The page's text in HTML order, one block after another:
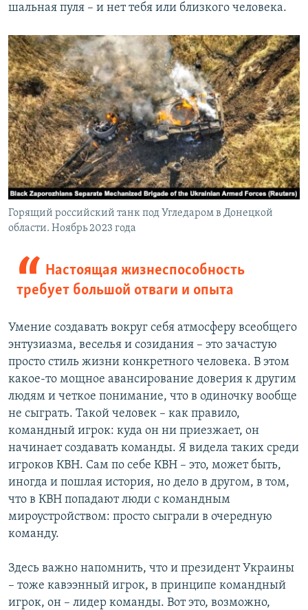
шальная пуля – и нет тебя или близкого человека.
Горящий российский танк под Угледаром в Донецкой
области. Ноябрь 2023 года
Настоящая жизнеспособность
требует большой отваги и опыта
Умение создавать вокруг себя атмосферу всеобщего
энтузиазма, веселья и созидания – это зачастую
просто стиль жизни конкретного человека. В этом
какое-то мощное авансирование доверия к другим
людям и четкое понимание, что в одиночку вообще
не сыграть. Такой человек – как правило,
командный игрок: куда он ни приезжает, он
начинает создавать команды. Я видела таких среди
игроков КВН. Сам по себе КВН – это, может быть,
иногда и пошлая история, но дело в другом, в том,
что в КВН попадают люди с командным
мироустройством: просто сыграли в очередную
команду.
Здесь важно напомнить, что и президент Украины
– тоже кавээнный игрок, в принципе командный
игрок, он – лидер команды. Вот это, возможно,